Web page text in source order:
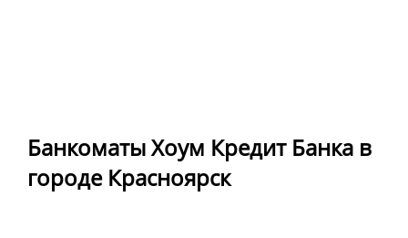
Банкоматы Хоум Кредит Банка в
городе Красноярск